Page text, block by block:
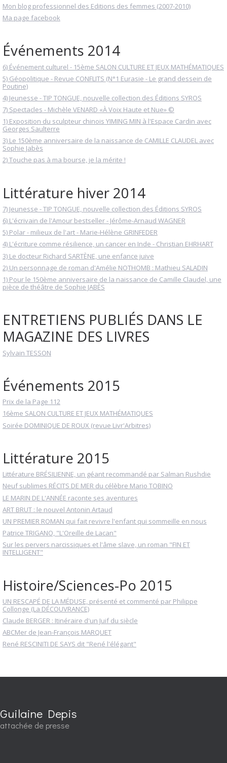
Mon blog professionnel des Editions des femmes (2007-2010)
Ma page facebook
Événements 2014
6) Événement culturel - 15ème SALON CULTURE ET JEUX MATHÉMATIQUES
5) Géopolitique - Revue CONFLITS (N°1 Eurasie - Le grand dessein de
Poutine)
4) Jeunesse - TIP TONGUE, nouvelle collection des Éditions SYROS
7) Spectacles - Michèle VENARD «À Voix Haute et Nue» ©
1) Exposition du sculpteur chinois YIMING MIN à l'Espace Cardin avec
Georges Saulterre
3) Le 150ème anniversaire de la naissance de CAMILLE CLAUDEL avec
Sophie Jabès
2) Touche pas à ma bourse, je la mérite !
Littérature hiver 2014
7) Jeunesse - TIP TONGUE, nouvelle collection des Éditions SYROS
6) L'écrivain de l'Amour bestseller - Jérôme-Arnaud WAGNER
5) Polar - milieux de l'art - Marie-Hélène GRINFEDER
4) L'écriture comme résilience, un cancer en Inde - Christian EHRHART
3) Le docteur Richard SARTÈNE, une enfance juive
2) Un personnage de roman d'Amélie NOTHOMB : Mathieu SALADIN
1) Pour le 150ème anniversaire de la naissance de Camille Claudel, une
pièce de théâtre de Sophie JABÈS
ENTRETIENS PUBLIÉS DANS LE
MAGAZINE DES LIVRES
Sylvain TESSON
Événements 2015
Prix de la Page 112
16ème SALON CULTURE ET JEUX MATHÉMATIQUES
Soirée DOMINIQUE DE ROUX (revue Livr'Arbitres)
Littérature 2015
Littérature BRÉSILIENNE, un géant recommandé par Salman Rushdie
Neuf sublimes RÉCITS DE MER du célèbre Mario TOBINO
LE MARIN DE L'ANNÉE raconte ses aventures
ART BRUT : le nouvel Antonin Artaud
UN PREMIER ROMAN qui fait revivre l'enfant qui sommeille en nous
Patrice TRIGANO, "L'Oreille de Lacan"
Sur les pervers narcissiques et l'âme slave, un roman "FIN ET
INTELLIGENT"
Histoire/Sciences-Po 2015
UN RESCAPÉ DE LA MÉDUSE, présenté et commenté par Philippe
Collonge (La DÉCOUVRANCE)
Claude BERGER : Itinéraire d'un Juif du siècle
ABCMer de Jean-François MARQUET
René RESCINITI DE SAYS dit "René l'élégant"
Guilaine Depis
attachée de presse